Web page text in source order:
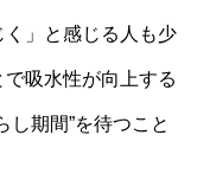
」と感じる人も少
吸水性が向上する
し期間”を待つこと